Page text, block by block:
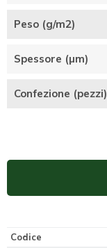
Peso (g/m2)
Spessore (µm)
Confezione (pezzi)
Codice